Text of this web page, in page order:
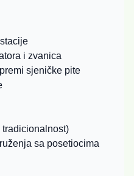
i zvanica
sjeničke pite
sa posetiocima